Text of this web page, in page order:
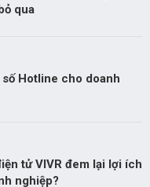
qua
Hotline cho doanh
tử VIVR đem lại lợi ích
nghiệp?